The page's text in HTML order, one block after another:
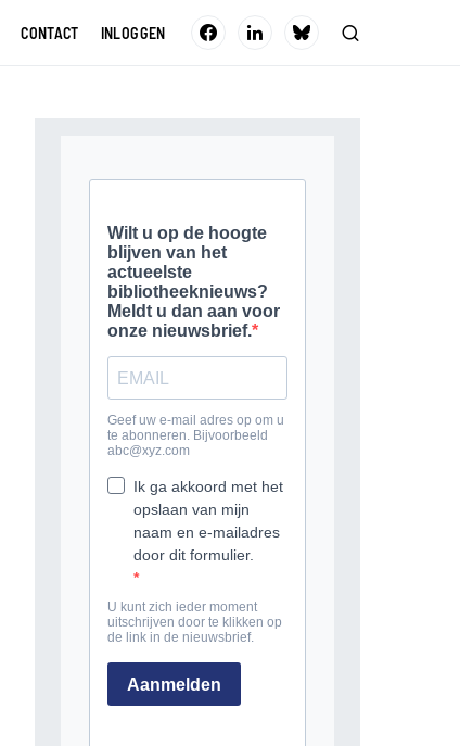
CONTACT INLOGGEN